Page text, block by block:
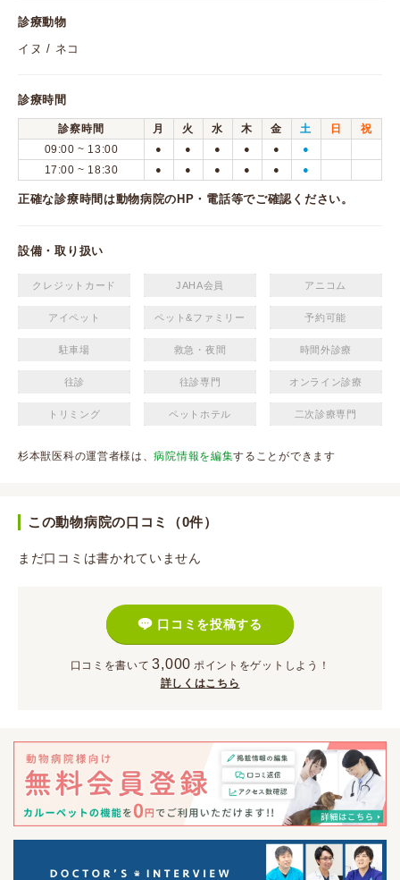
診療動物
イヌ / ネコ
診療時間
診察時間 月 火 水 木 金 土 日
祝
09:00 ~ 13:00
● ● ● ● ● ●
17:00 ~ 18:30 ● ● ● ● ● ●
正確な診療時間は動物病院のHP・電話等でご確認ください。
設備・取り扱い
クレジットカード JAHA会員 アニコム
アイペット ペット&ファミリー 予約可能
駐車場 救急・夜間 時間外診療
往診 往診専門 オンライン診療
トリミング ペットホテル 二次診療専門
杉本獣医科の運営者様は、病院情報を編集することができます
この動物病院の口コミ（0件）
まだ口コミは書かれていません
口コミを投稿する
口コミを書いて 3,000 ポイント をゲットしよう！
詳しくはこちら